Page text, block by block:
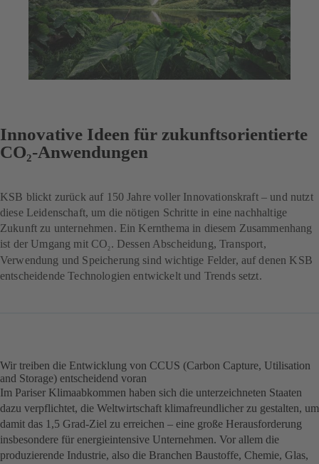
Innovative Ideen für zukunftsorientierte
CO₂-Anwendungen
KSB blickt zurück auf 150 Jahre voller Innovationskraft – und nutzt
diese Leidenschaft, um die nötigen Schritte in eine nachhaltige
Zukunft zu unternehmen. Ein Kernthema in diesem Zusammenhang
ist der Umgang mit CO2 . Dessen Abscheidung, Transport,
Verwendung und Speicherung sind wichtige Felder, auf denen KSB
entscheidende Technologien entwickelt und Trends setzt.
Wir treiben die Entwicklung von CCUS (Carbon Capture, Utilisation
and Storage) entscheidend voran
Im Pariser Klimaabkommen haben sich die unterzeichneten Staaten
dazu verpflichtet, die Weltwirtschaft klimafreundlicher zu gestalten, um
damit das 1,5 Grad-Ziel zu erreichen – eine große Herausforderung
insbesondere für energieintensive Unternehmen. Vor allem die
produzierende Industrie, also die Branchen Baustoffe, Chemie, Glas,